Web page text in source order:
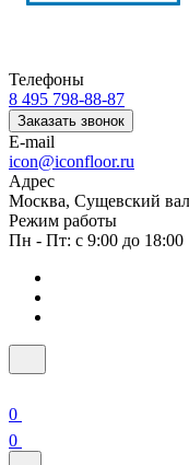
Телефоны
8 495 798-88-87
Заказать звонок
E-mail
icon@iconfloor.ru
Адрес
Москва, Сущевский
Режим работы
Пн - Пт: с 9:00 до 18:00
0
0